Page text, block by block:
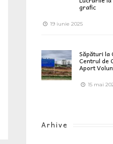
grafic
19 iunie 2025
Săpături la
Centrul de
Aport
15 mai
Arhive